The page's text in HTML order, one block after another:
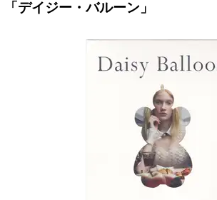
「デイジー・バルーン」